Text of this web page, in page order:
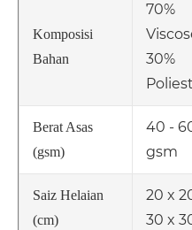
Komposisi
Bahan
70%
30%
Berat Asas
(gsm)
40 -
gsm
Saiz Helaian
(cm)
20 x
30 x